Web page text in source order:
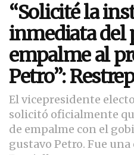
“Solicité la
inmediata del
empalme al
Petro”:
El vicepresidente
solicitó oficialmente
de empalme con el
gustavo Petro. Fue